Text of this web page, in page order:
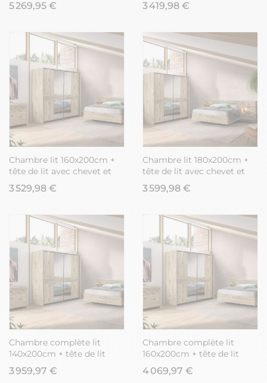
+ armoire aspect bois et
5 269,95 €
et noir - NIKITA
3 419,98 €
Chambre lit 160x200cm +
tête de lit avec chevet et
leds + armoire aspect bois
et noir - NIKITA
3 529,98 €
Chambre lit 180x200cm +
tête de lit avec chevet et
leds + armoire aspect bois
et noir - NIKITA
3 599,98 €
Chambre complète lit
140x200cm + tête de lit
avec chevet et leds +
commode + armoire
3 959,97 €
Chambre complète lit
160x200cm + tête de lit
avec chevet et leds +
commode + armoire
4 069,97 €